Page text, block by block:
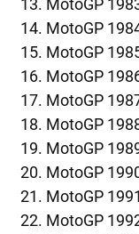
MotoGP
MotoGP
MotoGP
MotoGP
MotoGP
MotoGP
MotoGP
MotoGP
MotoGP
MotoGP